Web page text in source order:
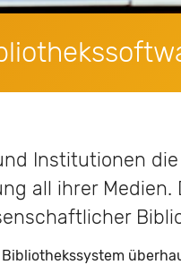
Institutionen
all ihrer